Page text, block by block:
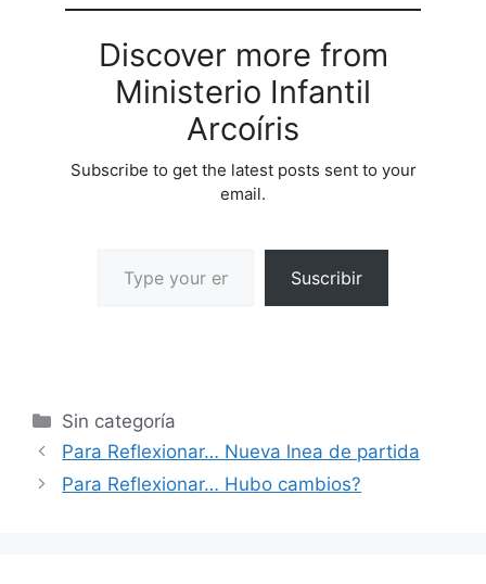
Discover more from
Ministerio Infantil
Arcoíris
Subscribe to get the latest posts sent to your
email.
Suscribir
Sin categoría
Para Reflexionar… Nueva lnea de partida
Para Reflexionar… Hubo cambios?